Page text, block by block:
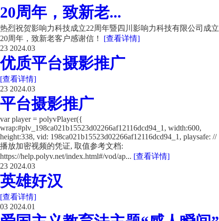
20周年，致新老...
热烈祝贺影响力科技成立22周年暨四川影响力科技有限公司成立
20周年，致新老客户感谢信！ [查看详情]
23 2024.03
优质平台摄影推广
[查看详情]
23 2024.03
平台摄影推广
var player = polyvPlayer({
wrap:#plv_198ca021b15523d02266af12116dcd94_1, width:600,
height:338, vid: 198ca021b15523d02266af12116dcd94_1, playsafe: //
播放加密视频的凭证, 取值参考文档:
https://help.polyv.net/index.html#/vod/ap... [查看详情]
23 2024.03
英雄好汉
[查看详情]
03 2024.01